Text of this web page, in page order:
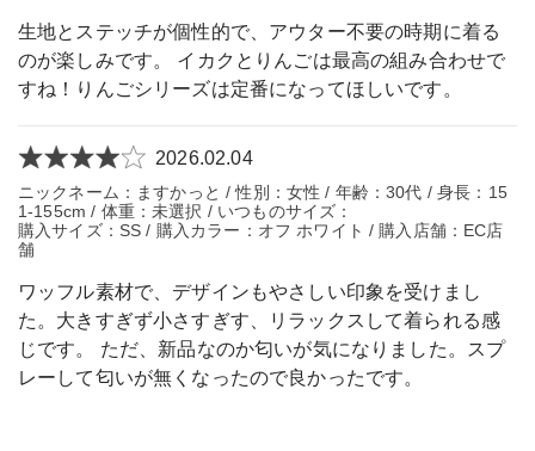
生地とステッチが個性的で、アウター不要の時期に着る
のが楽しみです。 イカクとりんごは最高の組み合わせで
すね！りんごシリーズは定番になってほしいです。
2026.02.04
ニックネーム：ますかっと / 性別：女性 / 年齢：30代 / 身長：15
1-155cm / 体重：未選択 / いつものサイズ：
購入サイズ：SS / 購入カラー：オフ ホワイト / 購入店舗：EC店
舗
ワッフル素材で、デザインもやさしい印象を受けまし
た。大きすぎず小さすぎす、リラックスして着られる感
じです。 ただ、新品なのか匂いが気になりました。スプ
レーして匂いが無くなったので良かったです。